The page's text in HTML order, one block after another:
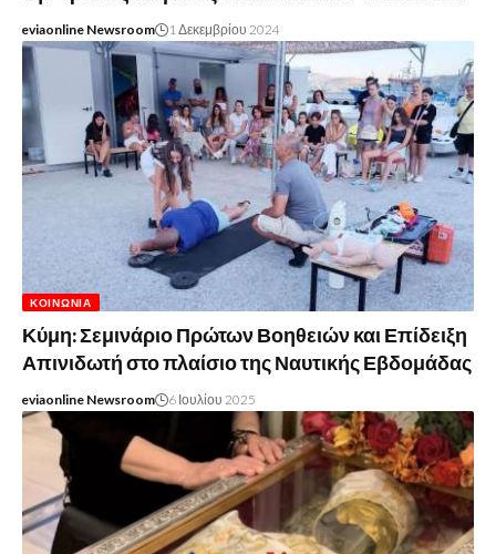
eviaonline Newsroom 1 Δεκεμβρίου 2024
ΚΟΙΝΩΝΊΑ
Κύμη: Σεμινάριο Πρώτων Βοηθειών και Επίδειξη
Απινιδωτή στο πλαίσιο της Ναυτικής Εβδομάδας
eviaonline Newsroom 6 Ιουλίου 2025